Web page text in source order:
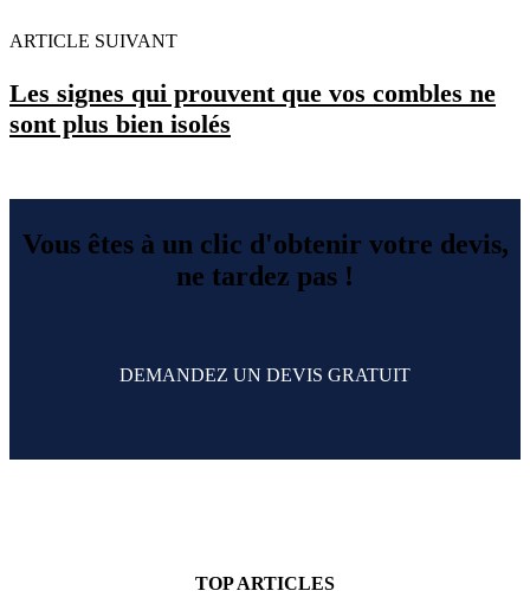
ARTICLE SUIVANT
Les signes qui prouvent que vos combles ne
sont plus bien isolés
Vous êtes à un clic d'obtenir votre devis,
ne tardez pas !
DEMANDEZ UN DEVIS GRATUIT
TOP ARTICLES